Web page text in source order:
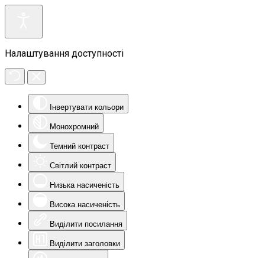
Налаштування доступності
Інвертувати кольори
Монохромний
Темний контраст
Світлий контраст
Низька насиченість
Висока насиченість
Виділити посилання
Виділити заголовки